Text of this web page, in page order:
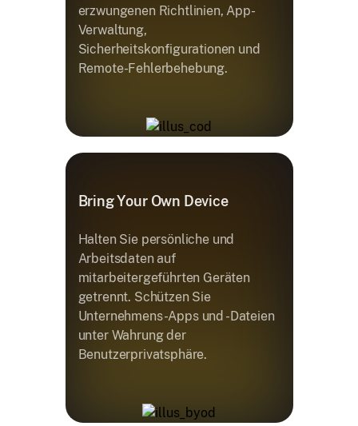
erzwungenen Richtlinien, App-
Verwaltung,
Sicherheitskonfigurationen und
Remote-Fehlerbehebung.
Bring Your Own Device
Halten Sie persönliche und
Arbeitsdaten auf
mitarbeitergeführten Geräten
getrennt. Schützen Sie
Unternehmens-Apps und -Dateien
unter Wahrung der
Benutzerprivatsphäre.